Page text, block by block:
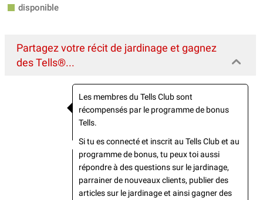
disponible
Partagez votre récit de jardinage et gagnez
des Tells®...
Les membres du Tells Club sont
récompensés par le programme de bonus
Tells.
Si tu es connecté et inscrit au Tells Club et au
programme de bonus, tu peux toi aussi
répondre à des questions sur le jardinage,
parrainer de nouveaux clients, publier des
articles sur le jardinage et ainsi gagner des